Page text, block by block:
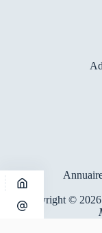
Copyright ©